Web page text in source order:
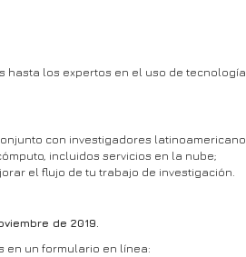
los expertos en el uso de
con investigadores
incluidos servicios en la nube;
el flujo de tu trabajo de investigación.
de 2019.
en un formulario en línea: